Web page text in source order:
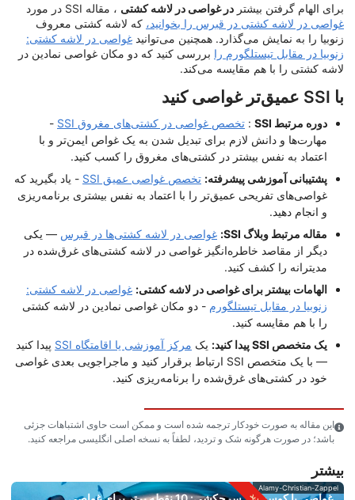
برای الهام گرفتن بیشتر در غواصی در لاشه کشتی ، مقاله SSI در مورد
غواصی در لاشه کشتی در قبرس را بخوانید، که لاشه کشتی معروف
زنوبیا را به نمایش می‌گذارد. همچنین می‌توانید غواصی در لاشه کشتی:
زنوبیا در مقابل تیستلگورم را بررسی کنید که دو مکان غواصی نمادین در
لاشه کشتی را با هم مقایسه می‌کند.
با SSI عمیق‌تر غواصی کنید
دوره مرتبط SSI : تخصص غواصی در کشتی‌های مغروق SSI
-
مهارت‌ها و دانش لازم برای تبدیل شدن به یک غواص ایمن‌تر و با
اعتماد به نفس بیشتر در کشتی‌های مغروق را کسب کنید.
پشتیبانی آموزشی پیشرفته: تخصص غواصی عمیق SSI
- یاد بگیرید که
غواصی‌های تفریحی عمیق‌تر را با اعتماد به نفس بیشتری برنامه‌ریزی
و انجام دهید.
مقاله مرتبط وبلاگ SSI:
غواصی در لاشه کشتی‌ها در قبرس — یکی
دیگر از مقاصد خاطره‌انگیز غواصی در لاشه کشتی‌های غرق‌شده در
مدیترانه را کشف کنید.
الهامات بیشتر برای غواصی در لاشه کشتی: غواصی در لاشه کشتی:
زنوبیا در مقابل تیستلگورم - دو مکان غواصی نمادین در لاشه کشتی
را با هم مقایسه کنید.
یک متخصص SSI پیدا کنید:
یک مرکز آموزشی یا اقامتگاه SSI
پیدا کنید
— با یک متخصص SSI ارتباط برقرار کنید و ماجراجویی بعدی غواصی
خود در کشتی‌های غرق‌شده را برنامه‌ریزی کنید.
این مقاله به صورت خودکار ترجمه شده است و ممکن است حاوی اشتباهات جزئی
باشد؛ در صورت هرگونه شک و تردید، لطفاً به نسخه اصلی انگلیسی مراجعه کنید.
بیشتر
Alamy-Christian-Zappel